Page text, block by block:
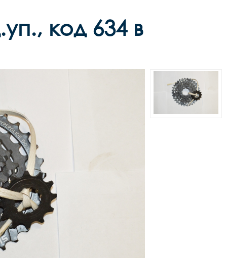
код 634 в